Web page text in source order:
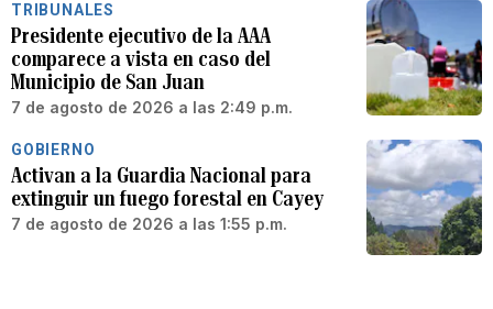
TRIBUNALES
Presidente ejecutivo de la AAA
comparece a vista en caso del
Municipio de San Juan
7 de agosto de 2026 a las 2:49 p.m.
GOBIERNO
Activan a la Guardia Nacional para
extinguir un fuego forestal en Cayey
7 de agosto de 2026 a las 1:55 p.m.